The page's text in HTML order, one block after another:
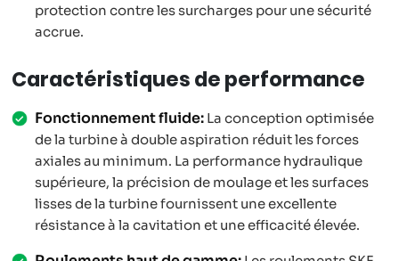
protection contre les surcharges pour une sécurité
accrue.
Caractéristiques de performance
Fonctionnement fluide: La conception optimisée
de la turbine à double aspiration réduit les forces
axiales au minimum. La performance hydraulique
supérieure, la précision de moulage et les surfaces
lisses de la turbine fournissent une excellente
résistance à la cavitation et une efficacité élevée.